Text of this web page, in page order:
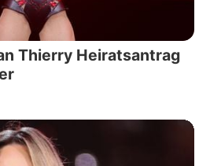
Thierry Heiratsantrag